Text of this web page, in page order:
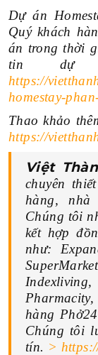
Dự án
Quý khách
án trong thời
tin dự
https://
homestay-
Thao khảo
https://
Việt
chuyên
hàng, nhà
Chúng tôi
kết hợp
như:
hàng
Chúng tôi
tín. >